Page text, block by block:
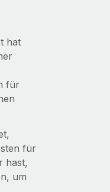
hat
für
für
hast,
um